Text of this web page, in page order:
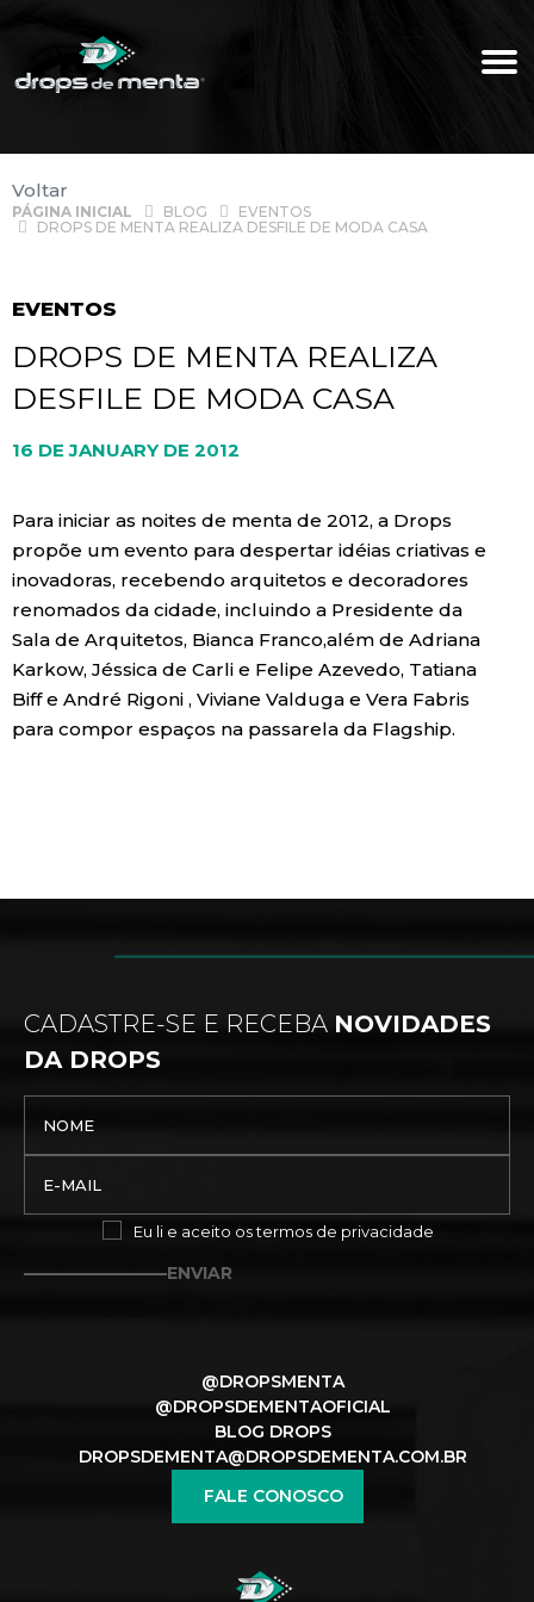
PÁGINA INICIAL BLOG
EVENTOS
DROPS DE MENTA REALIZA DESFILE DE MODA CASA
Voltar
EVENTOS
DROPS DE MENTA REALIZA
DESFILE DE MODA CASA
16 DE JANUARY DE 2012
Para iniciar as noites de menta de 2012, a Drops
propõe um evento para despertar idéias criativas e
inovadoras, recebendo arquitetos e decoradores
renomados da cidade, incluindo a Presidente da
Sala de Arquitetos, Bianca Franco,além de Adriana
Karkow, Jéssica de Carli e Felipe Azevedo, Tatiana
Biff e André Rigoni , Viviane Valduga e Vera Fabris
para compor espaços na passarela da Flagship.
CADASTRE-SE E RECEBA NOVIDADES
DA DROPS
Eu li e aceito ostermos de privacidade
ENVIAR
@DROPSMENTA
@DROPSDEMENTAOFICIAL
BLOG DROPS
DROPSDEMENTA@DROPSDEMENTA.COM.BR
FALE CONOSCO